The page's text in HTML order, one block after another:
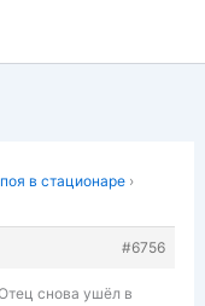
в стационаре ›
#6756
снова ушёл в